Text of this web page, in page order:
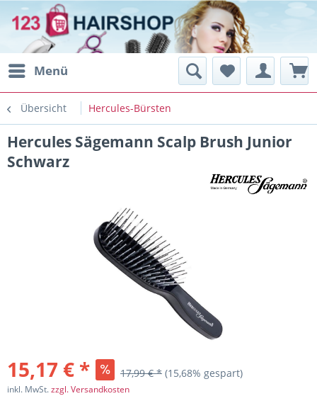
Menü
Übersicht Hercules-Bürsten
Hercules Sägemann Scalp Brush Junior
Schwarz
15,17 € * 17,99 € * (15,68% gespart)
inkl. MwSt.zzgl. Versandkosten